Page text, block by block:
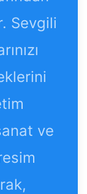
Sevgili
ve